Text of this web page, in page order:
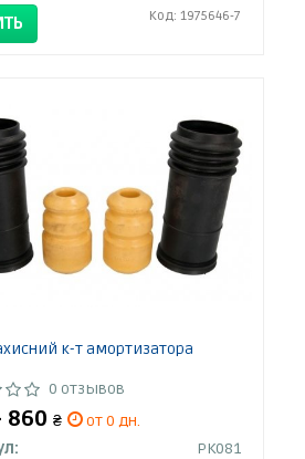
Код: 1975646-7
к-т амортизатора
0 отзывов
860₴
от 0 дн.
PK081